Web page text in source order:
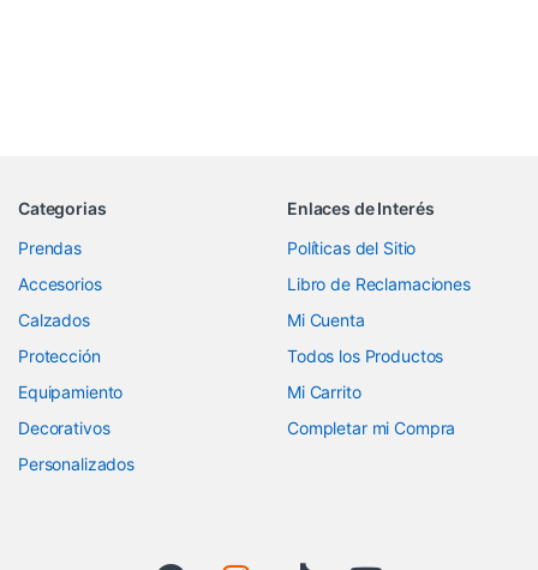
Categorias
Prendas
Accesorios
Calzados
Protección
Equipamiento
Decorativos
Personalizados
Enlaces de Interés
Políticas del Sitio
Libro de Reclamaciones
Mi Cuenta
Todos los Productos
Mi Carrito
Completar mi Compra